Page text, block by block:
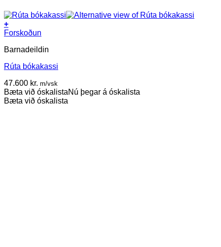
+
Forskoðun
Barnadeildin
Rúta bókakassi
47.600 kr. m/vsk
Bæta við óskalistaNú þegar á óskalista
Bæta við óskalista